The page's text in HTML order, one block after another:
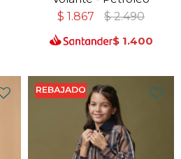
$ 1.867 $ 2.490
$ 1.400